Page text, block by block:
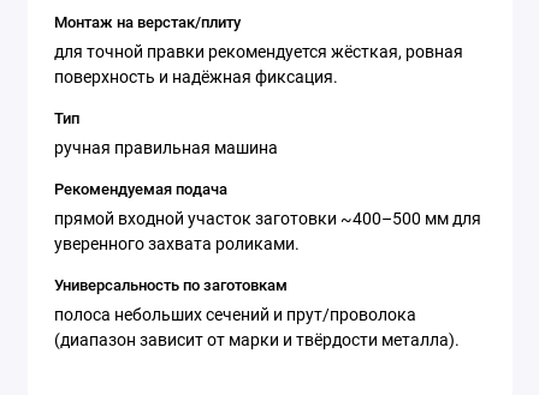
Монтаж на верстак/плиту
для точной правки рекомендуется жёсткая, ровная
поверхность и надёжная фиксация.
Тип
ручная правильная машина
Рекомендуемая подача
прямой входной участок заготовки ~400–500 мм для
уверенного захвата роликами.
Универсальность по заготовкам
полоса небольших сечений и прут/проволока
(диапазон зависит от марки и твёрдости металла).